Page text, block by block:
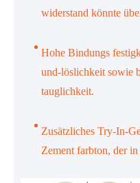
widerstand könnte
Hohe Bindungs
und-löslichkeit sowie
tauglichkeit.
Zusätzliches Try-In-
Zement farbton, der